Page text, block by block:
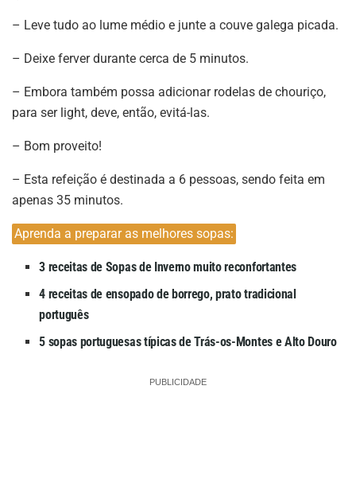
– Leve tudo ao lume médio e junte a couve galega picada.
– Deixe ferver durante cerca de 5 minutos.
– Embora também possa adicionar rodelas de chouriço,
para ser light, deve, então, evitá-las.
– Bom proveito!
– Esta refeição é destinada a 6 pessoas, sendo feita em
apenas 35 minutos.
Aprenda a preparar as melhores sopas:
3 receitas de Sopas de Inverno muito reconfortantes
4 receitas de ensopado de borrego, prato tradicional
português
5 sopas portuguesas típicas de Trás-os-Montes e Alto Douro
PUBLICIDADE